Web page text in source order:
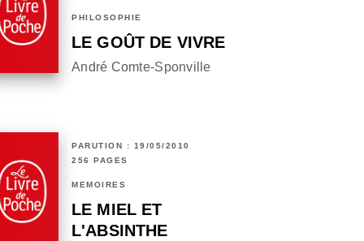
PHILOSOPHIE
LE GOÛT DE VIVRE
André Comte-Sponville
PARUTION : 19/05/2010
256 PAGES
MÉMOIRES
LE MIEL ET
L'ABSINTHE